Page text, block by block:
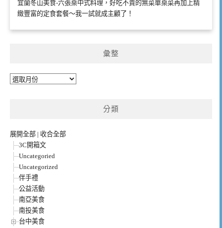
宜蘭冬山美食-六張桌中式料理，好吃不貴的無菜單桌菜再加上精
緻豐富的定食套餐～我一試就成主顧了！
彙整
彙
分類
展開全部 | 收合全部
3C開箱文
Uncategoried
Uncategorized
伴手禮
公益活動
南亞美食
南投美食
台中美食